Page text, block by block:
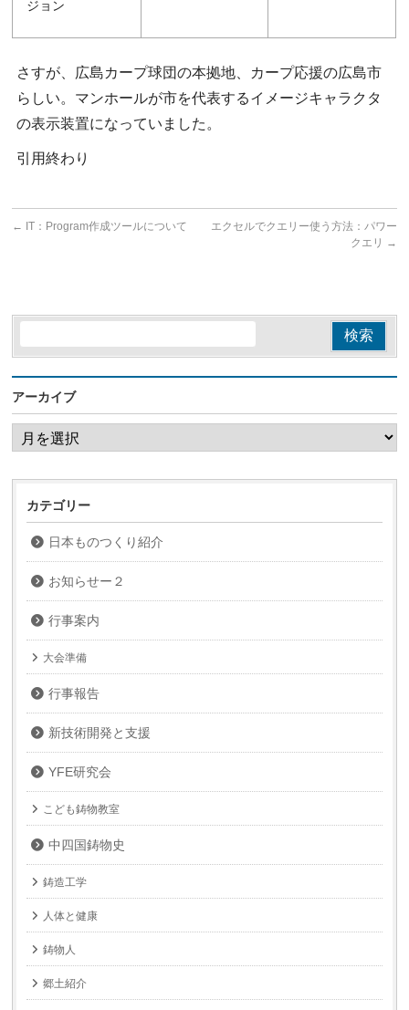
ジョン
さすが、広島カープ球団の本拠地、カープ応援の広島市
らしい。マンホールが市を代表するイメージキャラクタ
の表示装置になっていました。
引用終わり
← IT：Program作成ツールについて
エクセルでクエリー使う方法：パワー
クエリ →
アーカイブ
ア
ー
カ
ブ
カテゴリー
日本ものつくり紹介
お知らせー２
行事案内
大会準備
行事報告
新技術開発と支援
YFE研究会
こども鋳物教室
中四国鋳物史
鋳造工学
人体と健康
鋳物人
郷土紹介